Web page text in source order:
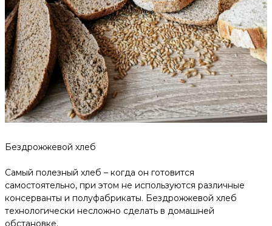
Бездрожжевой хлеб
Самый полезный хлеб – когда он готовится
самостоятельно, при этом не используются различные
консерванты и полуфабрикаты. Бездрожжевой хлеб
технологически несложно сделать в домашней
обстановке.